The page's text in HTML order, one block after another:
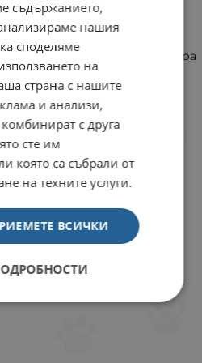
метали
водораслите, като филтрира
затъмняване
съдържанието,
нашия
споделяме
на
страна с нашите
и анализи,
с друга
сте им
която са събрали от
на техните услуги.
ВСИЧКИ